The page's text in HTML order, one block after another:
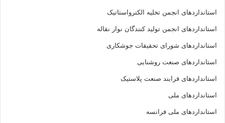
استانداردهای انجمن تخليه الکترواستاتيک
استانداردهای انجمن توليد کنندگان نوار نقاله
استانداردهای شورای تحقیقات جوشکاری
استانداردهای صنعت روشنایی
استانداردهای فرايند صنعت پلاستيک
استانداردهای ملی
استانداردهای ملی فرانسه